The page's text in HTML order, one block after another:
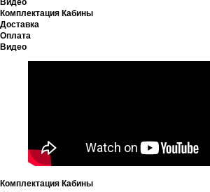
Видео
Комплектация Кабины
Доставка
Оплата
Видео
Комплектация Кабины